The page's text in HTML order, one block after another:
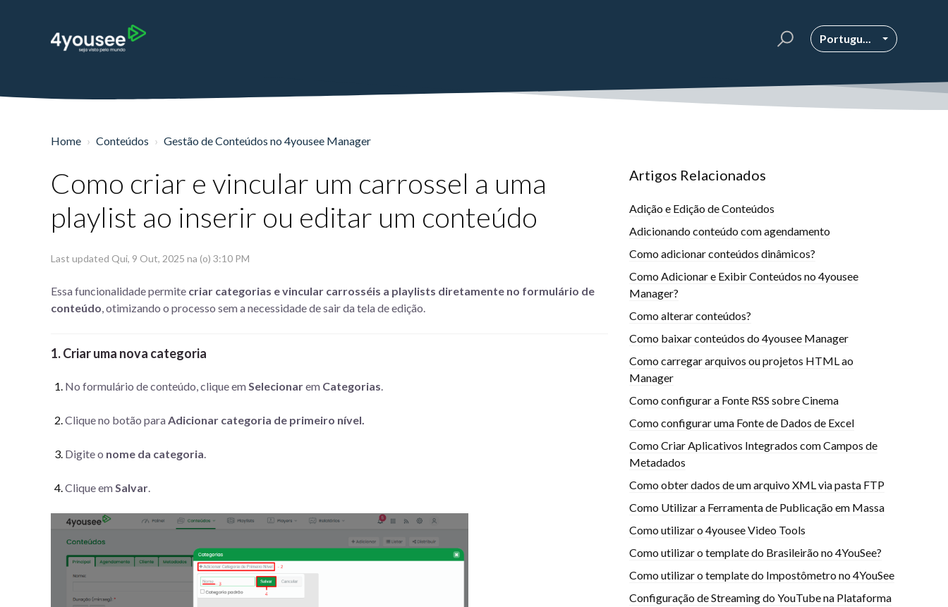
Portugu...
Home Conteúdos Gestão de Conteúdos no 4yousee Manager
Como criar e vincular um carrossel a uma
playlist ao inserir ou editar um conteúdo
Last updated Qui, 9 Out, 2025 na (o) 3:10 PM
Essa funcionalidade permite criar categorias e vincular carrosséis a playlists diretamente no formulário de
conteúdo, otimizando o processo sem a necessidade de sair da tela de edição.
1. Criar uma nova categoria
No formulário de conteúdo, clique emSelecionarem Categorias.
Clique no botão paraAdicionar categoria de primeiro nível.
Digite o nome da categoria.
Clique emSalvar.
Artigos Relacionados
Adição e Edição de Conteúdos
Adicionando conteúdo com agendamento
Como adicionar conteúdos dinâmicos?
Como Adicionar e Exibir Conteúdos no 4yousee
Manager?
Como alterar conteúdos?
Como baixar conteúdos do 4yousee Manager
Como carregar arquivos ou projetos HTML ao
Manager
Como configurar a Fonte RSS sobre Cinema
Como configurar uma Fonte de Dados de Excel
Como Criar Aplicativos Integrados com Campos de
Metadados
Como obter dados de um arquivo XML via pasta FTP
Como Utilizar a Ferramenta de Publicação em Massa
Como utilizar o 4yousee Video Tools
Como utilizar o template do Brasileirão no 4YouSee?
Como utilizar o template do Impostômetro no 4YouSee
Configuração de Streaming do YouTube na Plataforma